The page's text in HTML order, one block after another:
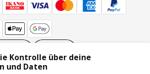
Kontrolle über deine
und Daten